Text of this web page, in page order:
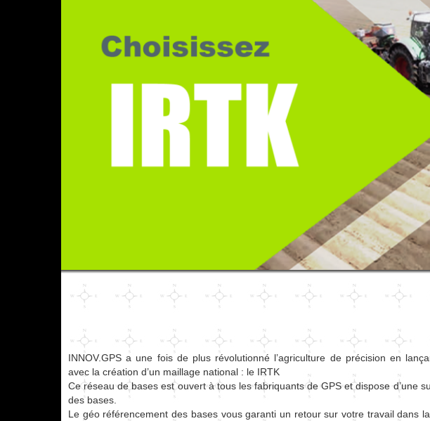
INNOV.GPS a une fois de plus révolutionné l’agriculture de précision en
avec la création d’un maillage national : le IRTK
Ce réseau de bases est ouvert à tous les fabriquants de GPS et dispose d’une
des bases.
Le géo référencement des bases vous garanti un retour sur votre travail dans